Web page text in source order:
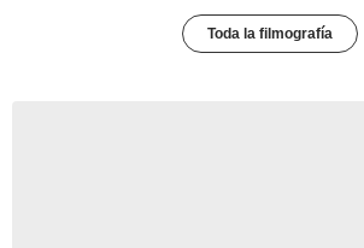
Toda la filmografía